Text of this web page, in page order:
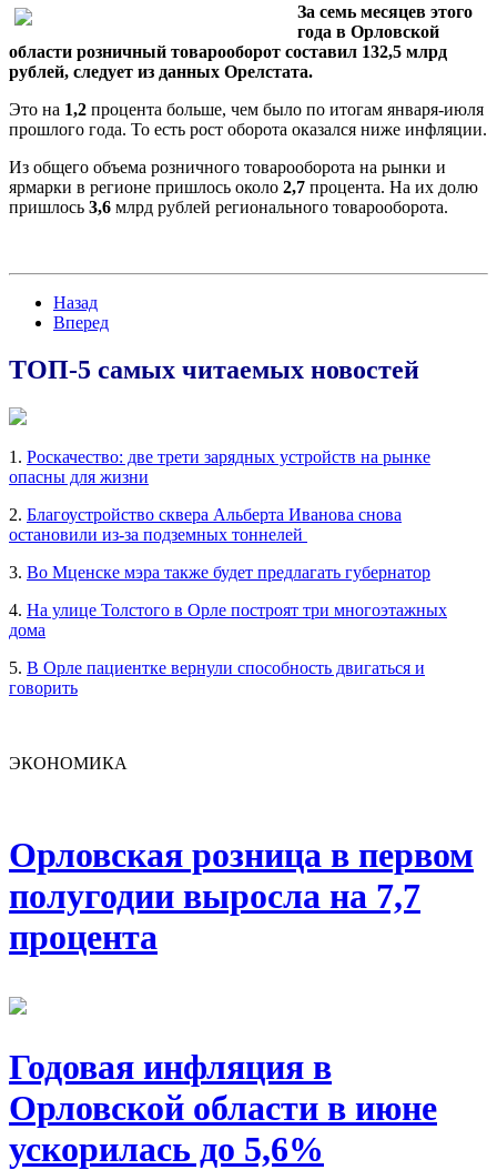
За семь месяцев этого
года в Орловской
области розничный товарооборот составил 132,5 млрд
рублей, следует из данных Орелстата.
Это на 1,2 процента больше, чем было по итогам января-июля
прошлого года. То есть рост оборота оказался ниже инфляции.
Из общего объема розничного товарооборота на рынки и
ярмарки в регионе пришлось около 2,7 процента. На их долю
пришлось 3,6 млрд рублей регионального товарооборота.
Назад
Вперед
ТОП-5 самых читаемых новостей
1. Роскачество: две трети зарядных устройств на рынке
опасны для жизни
2. Благоустройство сквера Альберта Иванова снова
остановили из-за подземных тоннелей
3. Во Мценске мэра также будет предлагать губернатор
4. На улице Толстого в Орле построят три многоэтажных
дома
5. В Орле пациентке вернули способность двигаться и
говорить
ЭКОНОМИКА
Орловская розница в первом
полугодии выросла на 7,7
процента
Годовая инфляция в
Орловской области в июне
ускорилась до 5,6%